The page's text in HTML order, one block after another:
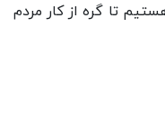
تا گره از کار مردم